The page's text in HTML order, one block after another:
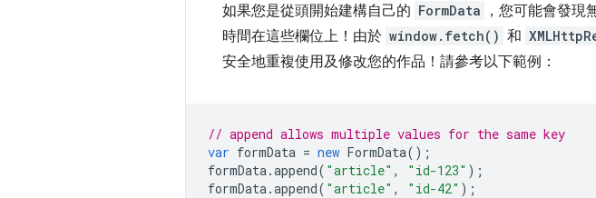
如果您是從頭開始建構自己的 FormData
，您可能會發
時間在這些欄位上！由於 window.fetch() 和
安全地重複使用及修改您的作品！請參考以下範例：
// append allows multiple values for the same key
var formData = new FormData();
formData.append( "article" , "id-123" );
formData.append( "article" , "id-42" );